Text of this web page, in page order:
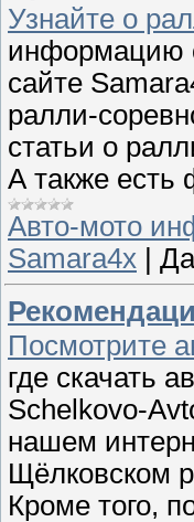
Узнайте о
информацию
сайте
ралли-
статьи о
А также есть
Авто-мото
Samara4x
Посмотрите
где скачать
Schelkovo-
нашем
Щёлковском
Кроме того,